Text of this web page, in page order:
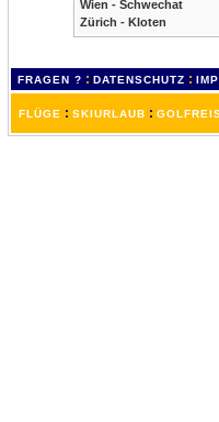
Wien - Schwechat
Zürich - Kloten
FRAGEN ? : DATENSCHUTZ :
FLÜGE : SKIURLAUB :